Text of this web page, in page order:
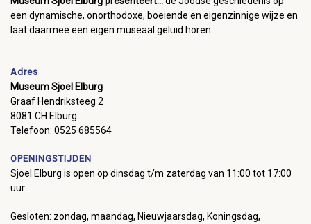
een dynamische, onorthodoxe, boeiende en eigenzinnige wijze en
laat daarmee een eigen museaal geluid horen.
Adres
Museum Sjoel Elburg
Graaf Hendriksteeg 2
8081 CH Elburg
Telefoon: 0525 685564
OPENINGSTIJDEN
Sjoel Elburg is open op dinsdag t/m zaterdag van 11:00 tot 17:00
uur.
Gesloten: zondag, maandag, Nieuwjaarsdag, Koningsdag,